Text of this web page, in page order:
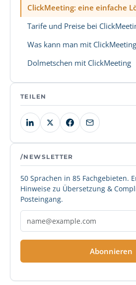
ClickMeeting: eine einfache
Tarife und Preise bei
Was kann man mit
Dolmetschen mit ClickMeeting
TEILEN
/NEWSLETTER
50 Sprachen in 85 Fachgebieten.
Hinweise zu Übersetzung &
Posteingang.
Abonnieren